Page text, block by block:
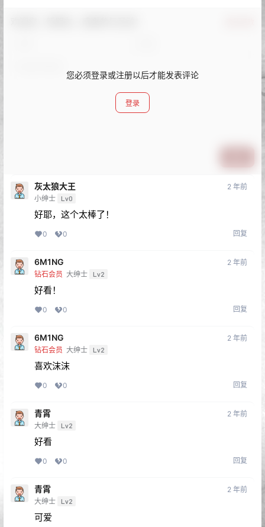
您必须登录或注册以后才能发表评论
登录
灰太狼大王
小绅士 Lv0
2 年前
好耶，这个太棒了！
0 0 回复
6M1NG
钻石会员 大绅士 Lv2
2 年前
好看！
0 0 回复
6M1NG
钻石会员 大绅士 Lv2
2 年前
喜欢沫沫
0 0 回复
青霄
大绅士 Lv2
2 年前
好看
0 0 回复
青霄
大绅士 Lv2
2 年前
可爱